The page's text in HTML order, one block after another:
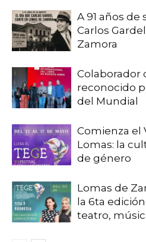
A 91 años
Carlos
Zamora
Colaborador
reconocido
del Mundial
Comienza el
Lomas: la
de género
Lomas de
la 6ta
teatro,